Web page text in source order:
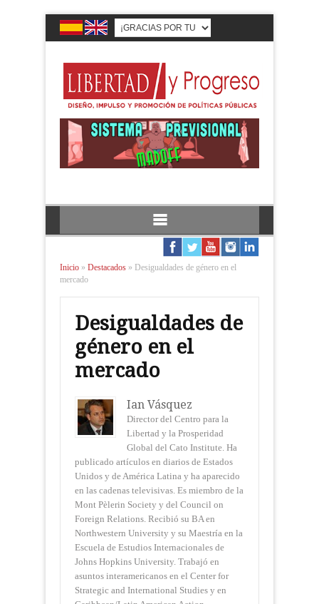
Inicio » Destacados » Desigualdades de género en el
mercado
Desigualdades de
género en el
mercado
Ian Vásquez
Director del Centro para la
Libertad y la Prosperidad
Global del Cato Institute. Ha
publicado artículos en diarios de Estados
Unidos y de América Latina y ha aparecido
en las cadenas televisivas. Es miembro de la
Mont Pèlerin Society y del Council on
Foreign Relations. Recibió su BA en
Northwestern University y su Maestría en la
Escuela de Estudios Internacionales de
Johns Hopkins University. Trabajó en
asuntos interamericanos en el Center for
Strategic and International Studies y en